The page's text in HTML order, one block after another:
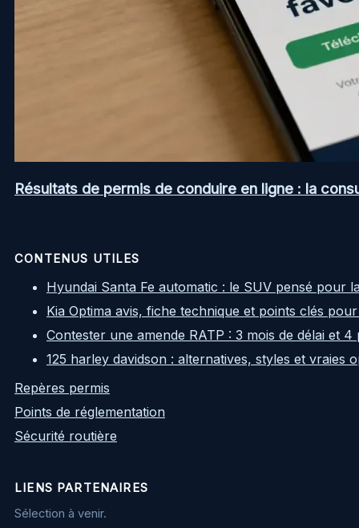
Résultats de permis de conduire en ligne : la
CONTENUS UTILES
Hyundai Santa Fe automatic : le SUV pensé pour
Kia Optima avis, fiche technique et points clés
Contester une amende RATP : 3 mois de délai et
125 harley davidson : alternatives, styles et vraies
Repères permis
Points de réglementation
Sécurité routière
LIENS PARTENAIRES
Sélection à venir.